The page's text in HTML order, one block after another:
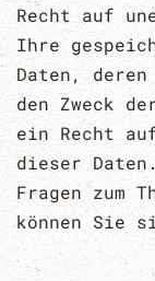
Recht auf
Ihre
Daten, deren
den Zweck
ein Recht
dieser
Fragen zum
können Sie